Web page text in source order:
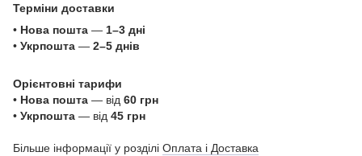
Терміни доставки
• Нова пошта — 1–3 дні
• Укрпошта — 2–5 днів
Орієнтовні тарифи
• Нова пошта — від 60 грн
• Укрпошта — від 45 грн
Більше інформації у розділі Оплата і Доставка